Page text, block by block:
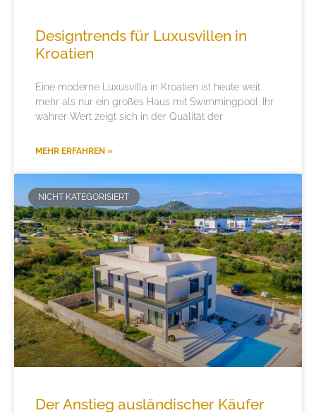
Designtrends für Luxusvillen in
Kroatien
Eine moderne Luxusvilla in Kroatien ist heute weit
mehr als nur ein großes Haus mit Swimmingpool. Ihr
wahrer Wert zeigt sich in der Qualität der
MEHR ERFAHREN »
NICHT KATEGORISIERT
Der Anstieg ausländischer Käufer